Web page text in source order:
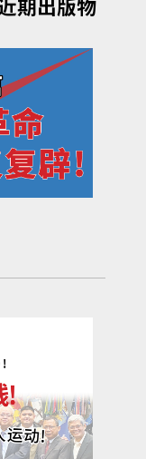
期出版物